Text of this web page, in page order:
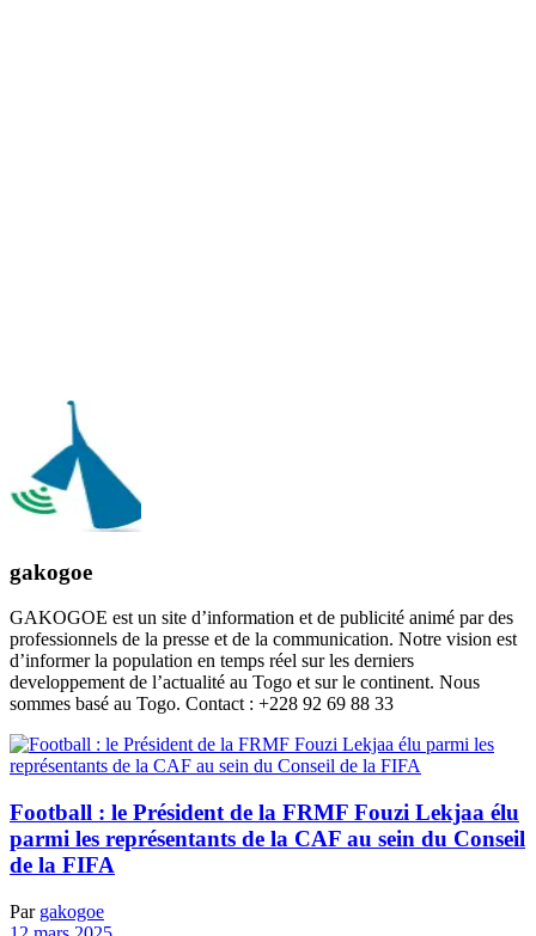
gakogoe
GAKOGOE est un site d’information et de publicité animé par des
professionnels de la presse et de la communication. Notre vision est
d’informer la population en temps réel sur les derniers
developpement de l’actualité au Togo et sur le continent. Nous
sommes basé au Togo. Contact : +228 92 69 88 33
Football : le Président de la FRMF Fouzi Lekjaa élu
parmi les représentants de la CAF au sein du Conseil
de la FIFA
Par gakogoe